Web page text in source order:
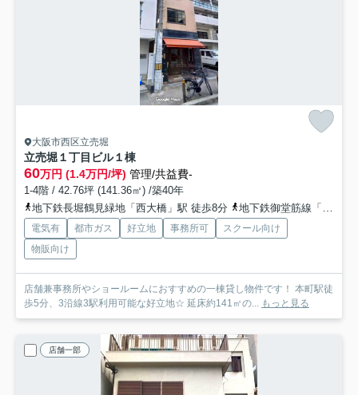
大阪市西区立売堀
立売堀１丁目ビル１棟
60万円 (1.4万円/坪) 管理/共益費-
1-4階 / 42.76坪 (141.36㎡) /築40年
地下鉄長堀鶴見緑地「西大橋」駅 徒歩8分
地下鉄御堂筋線「本町」駅 徒歩11分
電気有 都市ガス 好立地 事務所可
スクール向け
物販向け
店舗兼事務所やショールームにおすすめの一棟貸し物件です！ 本町駅徒
歩5分、3沿線3駅利用可能な好立地☆ 延床約141㎡の... もっと見る
店舗一部